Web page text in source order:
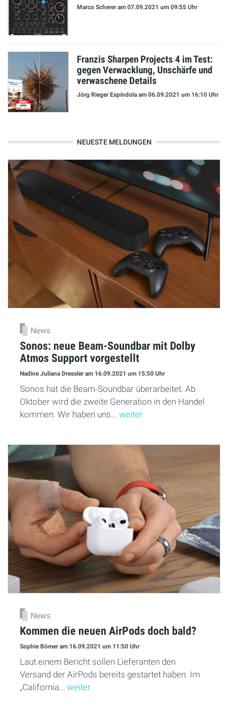
Marco Schereram 07.09.2021 um 09:55 Uhr
Franzis Sharpen Projects 4 im Test:
gegen Verwacklung, Unschärfe und
verwaschene Details
Jörg Rieger Espíndola am 06.09.2021 um 16:10 Uhr
NEUESTE MELDUNGEN
News
Sonos: neue Beam-Soundbar mit Dolby
Atmos Support vorgestellt
Nadine Juliana Dressleram 16.09.2021 um 15:50 Uhr
Sonos hat die Beam-Soundbar überarbeitet. Ab
Oktober wird die zweite Generation in den Handel
kommen. Wir haben uns... weiter
News
Kommen die neuen AirPods doch bald?
Sophie Bömeram 16.09.2021 um 11:50 Uhr
Laut einem Bericht sollen Lieferanten den
Versand der AirPods bereits gestartet haben. Im
„California... weiter